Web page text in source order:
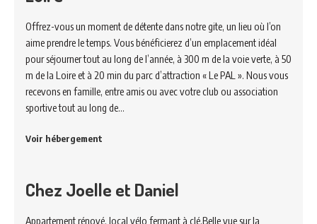
Offrez-vous un moment de détente dans notre gite, un lieu où l’on
aime prendre le temps. Vous bénéficierez d’un emplacement idéal
pour séjourner tout au long de l’année, à 300 m de la voie verte, à 50
m de la Loire et à 20 min du parc d’attraction « Le PAL ». Nous vous
recevons en famille, entre amis ou avec votre club ou association
sportive tout au long de…
Voir hébergement
Chez Joelle et Daniel
Appartement rénové, local vélo fermant à clé.Belle vue sur la